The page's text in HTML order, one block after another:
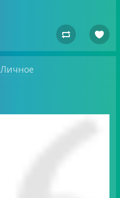
 
Личное